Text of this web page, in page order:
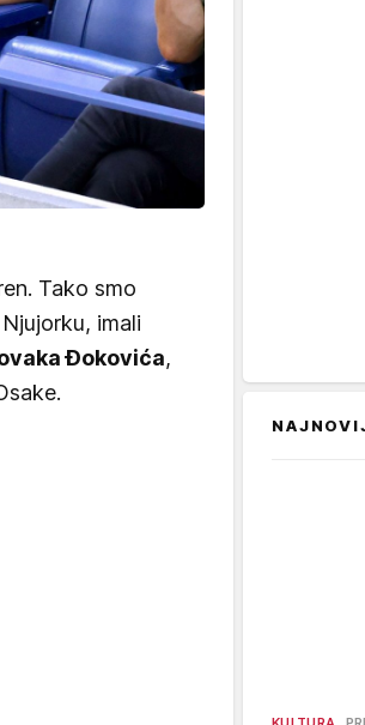
Tako smo
imali
Đokovića,